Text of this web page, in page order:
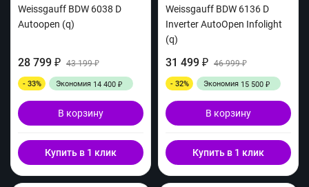
Weissgauff BDW 6038 D
Autoopen (q)
28 799 ₽ 43 199₽
- 33% Экономия 14 400 ₽
В корзину
Купить в 1 клик
Weissgauff BDW 6136 D
Inverter AutoOpen Infolight
(q)
31 499 ₽ 46 999₽
- 32% Экономия 15 500 ₽
В корзину
Купить в 1 клик